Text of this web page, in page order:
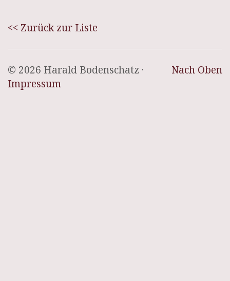
<< Zurück zur Liste
Nach Oben
© 2026 Harald Bodenschatz ·
Impressum